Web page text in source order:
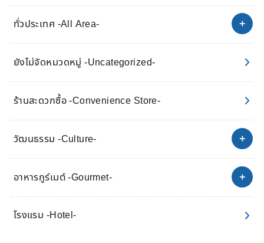
ทั่วประเทศ -All Area-
ยังไม่จัดหมวดหมู่ -Uncategorized-
ร้านสะดวกซื้อ -Convenience Store-
วัฒนธรรม -Culture-
อาหารกูร์เมต์ -Gourmet-
โรงแรม -Hotel-